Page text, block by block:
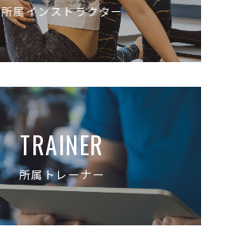
所属インストラクター
TRAINER
所属トレーナー